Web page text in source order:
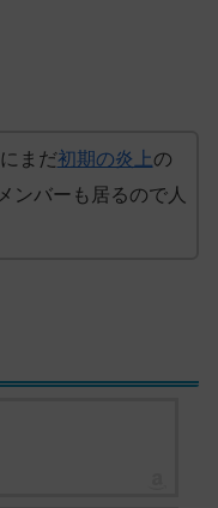
まだ初期の炎上の
ンバーも居るので人